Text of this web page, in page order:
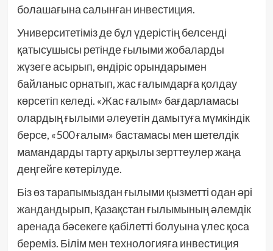
болашағына салынған инвестиция.
Университетіміз де бұл үдерістің белсенді
қатысушысы ретінде ғылыми жобаларды
жүзеге асырып, өндіріс орындарымен
байланыс орнатып, жас ғалымдарға қолдау
көрсетіп келеді. «Жас ғалым» бағдарламасы
олардың ғылыми әлеуетін дамытуға мүмкіндік
берсе, «500 ғалым» бастамасы мен шетелдік
мамандарды тарту арқылы зерттеулер жаңа
деңгейге көтерілуде.
Біз өз тарапымыздан ғылыми қызметті одан әрі
жандандырып, Қазақстан ғылымының әлемдік
аренада бәсекеге қабілетті болуына үлес қоса
береміз. Білім мен технологияға инвестиция